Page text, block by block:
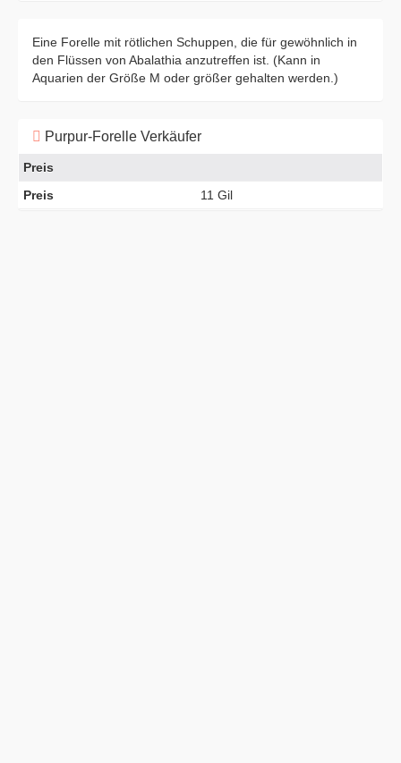
Eine Forelle mit rötlichen Schuppen, die für gewöhnlich in
den Flüssen von Abalathia anzutreffen ist. (Kann in
Aquarien der Größe M oder größer gehalten werden.)
Purpur-Forelle Verkäufer
Preis
Preis
11 Gil